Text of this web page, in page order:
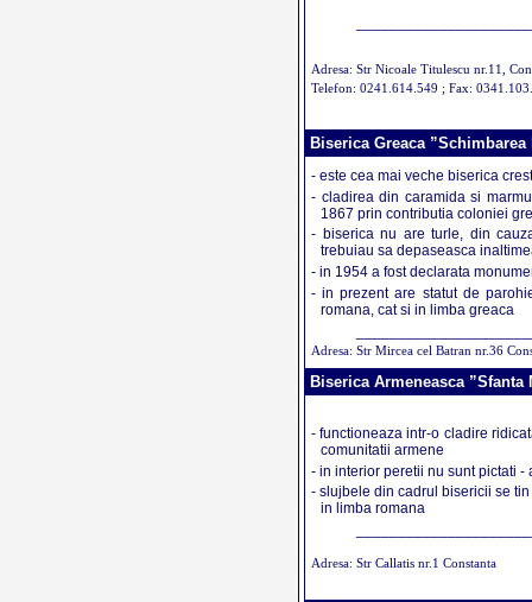
Adresa: Str Nicoale Titulescu nr.11,
Telefon: 0241.614.549 ; Fax:
Biserica Greaca
- este cea mai veche biserica
- cladirea din caramida si
1867 prin contributia coloniei
- biserica nu are turle, din
trebuiau sa depaseasca
- in 1954 a fost declarata
- in prezent are statut de
romana, cat si in limba greaca
Adresa: Str Mircea cel Batran nr.36
Biserica Armeneasca ”Sfanta
- functioneaza intr-o cladire
comunitatii armene
- in interior peretii nu sunt pictati
- slujbele din cadrul bisericii se
in limba romana
Adresa: Str Callatis nr.1 Constanta